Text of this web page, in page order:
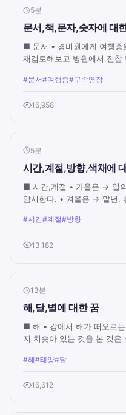
5분
문서,책,문자,숫자에 대
■ 문서 • 경비원에게 여행
재검토해보고 병원에서 진찰
#문서#여행증#구속영장
16,958
5분
시간,계절,방향,색채에
■ 시간,계절 • 가을은 → 일
암시한다. • 겨울은 → 말년,
#시간#계절#방향
13,182
13분
해,달,별에 대한 꿈
■ 해 • 강에서 해가 떠오르
지 치솟아 있는 것을 본 것
#해#태양#달
16,612